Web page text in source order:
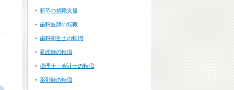
新卒の就職支援
歯科医師の転職
歯科衛生士の転職
看護師の転職
税理士・会計士の転職
薬剤師の転職